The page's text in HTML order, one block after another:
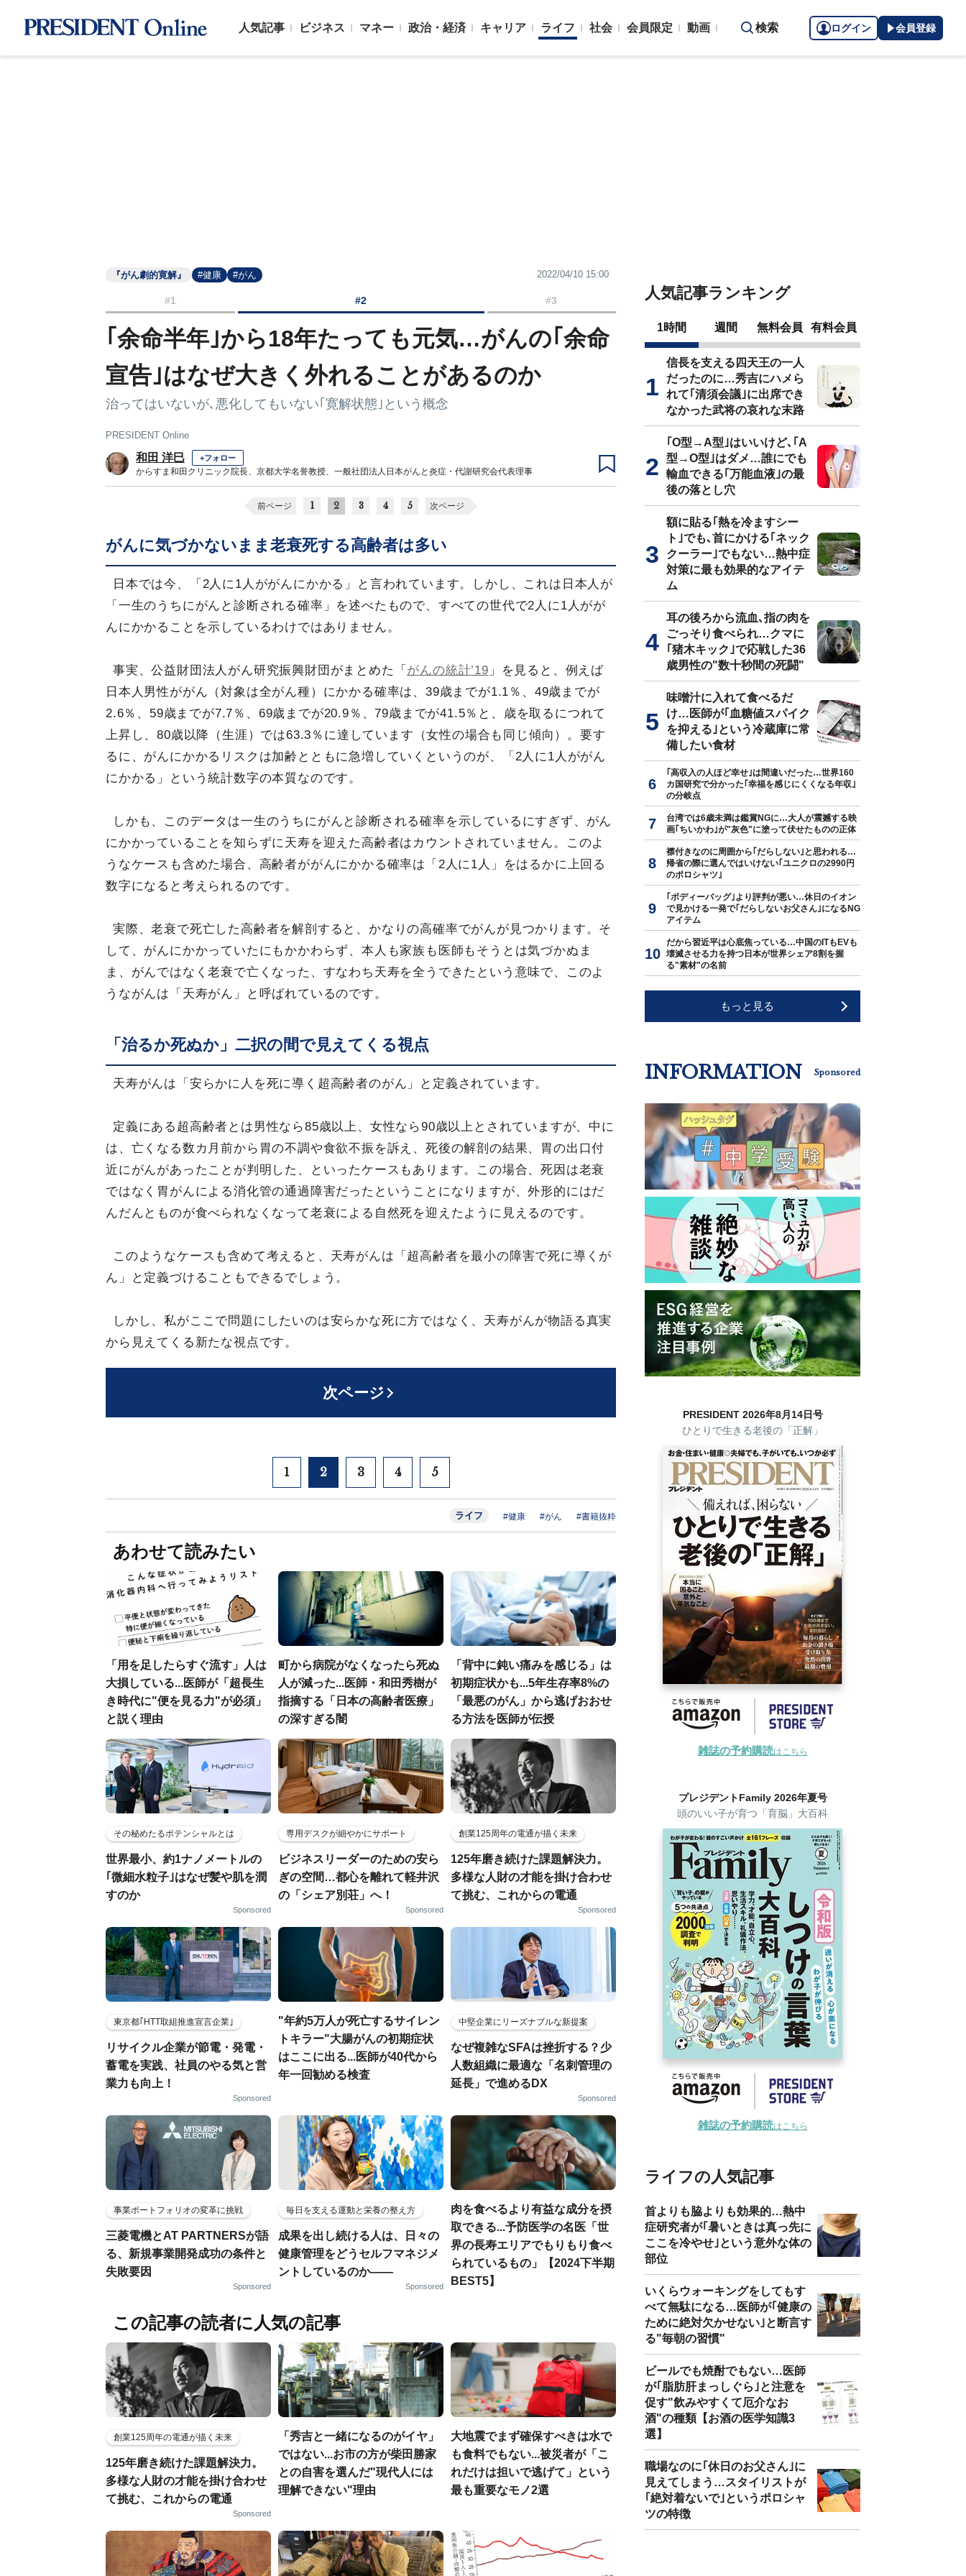
人気記事 ビジネス マネー 政治・経済 キャリア ライフ 社会 会員限定 動画 検索 ログイン 会員登録
『がん劇的寛解』 #健康 #がん 2022/04/10 15:00
#1 #2 #3
｢余命半年｣から18年たっても元気…がんの｢余命
宣告｣はなぜ大きく外れることがあるのか
治ってはいないが､悪化してもいない｢寛解状態｣という概念
PRESIDENT Online
和田 洋巳 +フォロー
からすま和田クリニック院長、京都大学名誉教授、一般社団法人日本がんと炎症・代謝研究会代表理事
前ページ 1 2 3 4 5 次ページ
がんに気づかないまま老衰死する高齢者は多い
日本では今、「2人に1人ががんにかかる」と言われています。しかし、これは日本人が
「一生のうちにがんと診断される確率」を述べたもので、すべての世代で2人に1人がが
んにかかることを示しているわけではありません。
事実、公益財団法人がん研究振興財団がまとめた「 がんの統計’19 」を見ると、例えば
日本人男性ががん（対象は全がん種）にかかる確率は、39歳までが1.1％、49歳までが
2.6％、59歳までが7.7％、69歳までが20.9％、79歳までが41.5％と、歳を取るにつれて
上昇し、80歳以降（生涯）では63.3％に達しています（女性の場合も同じ傾向）。要す
るに、がんにかかるリスクは加齢とともに急増していくというのが、「2人に1人ががん
にかかる」という統計数字の本質なのです。
しかも、このデータは一生のうちにがんと診断される確率を示しているにすぎず、がん
にかかっていることを知らずに天寿を迎えた高齢者はカウントされていません。このよ
うなケースも含めた場合、高齢者ががんにかかる確率は「2人に1人」をはるかに上回る
数字になると考えられるのです。
実際、老衰で死亡した高齢者を解剖すると、かなりの高確率でがんが見つかります。そ
して、がんにかかっていたにもかかわらず、本人も家族も医師もそうとは気づかぬま
ま、がんではなく老衰で亡くなった、すなわち天寿を全うできたという意味で、このよ
うながんは「天寿がん」と呼ばれているのです。
「治るか死ぬか」二択の間で見えてくる視点
天寿がんは「安らかに人を死に導く超高齢者のがん」と定義されています。
定義にある超高齢者とは男性なら85歳以上、女性なら90歳以上とされていますが、中に
は、亡くなる数カ月前から胃の不調や食欲不振を訴え、死後の解剖の結果、胃の出口付
近にがんがあったことが判明した、といったケースもあります。この場合、死因は老衰
ではなく胃がんによる消化管の通過障害だったということになりますが、外形的にはだ
んだんとものが食べられなくなって老衰による自然死を迎えたように見えるのです。
このようなケースも含めて考えると、天寿がんは「超高齢者を最小の障害で死に導くが
ん」と定義づけることもできるでしょう。
しかし、私がここで問題にしたいのは安らかな死に方ではなく、天寿がんが物語る真実
から見えてくる新たな視点です。
次ページ
1 2 3 4 5
ライフ #健康 #がん #書籍抜粋
あわせて読みたい
「用を足したらすぐ流す」人は
大損している...医師が「超長生
き時代に"便を見る力"が必須」
と説く理由
町から病院がなくなったら死ぬ
人が減った...医師・和田秀樹が
指摘する「日本の高齢者医療」
の深すぎる闇
「背中に鈍い痛みを感じる」は
初期症状かも...5年生存率8%の
「最悪のがん」から逃げおおせ
る方法を医師が伝授
その秘めたるポテンシャルとは
世界最小、約1ナノメートルの
｢微細水粒子｣はなぜ髪や肌を潤
すのか
Sponsored
専用デスクが細やかにサポート
ビジネスリーダーのための安ら
ぎの空間…都心を離れて軽井沢
の「シェア別荘」へ！
Sponsored
創業125周年の電通が描く未来
125年磨き続けた課題解決力。
多様な人財の才能を掛け合わせ
て挑む、これからの電通
Sponsored
東京都｢HTT取組推進宣言企業｣
リサイクル企業が節電・発電・
蓄電を実践、社員のやる気と営
業力も向上！
Sponsored
"年約5万人が死亡するサイレン
トキラー"大腸がんの初期症状
はここに出る...医師が40代から
年一回勧める検査
中堅企業にリーズナブルな新提案
なぜ複雑なSFAは挫折する？少
人数組織に最適な「名刺管理の
延長」で進めるDX
Sponsored
事業ポートフォリオの変革に挑戦
三菱電機とAT PARTNERSが語
る、新規事業開発成功の条件と
失敗要因
Sponsored
毎日を支える運動と栄養の整え方
成果を出し続ける人は、日々の
健康管理をどうセルフマネジメ
ントしているのか——
Sponsored
肉を食べるより有益な成分を摂
取できる...予防医学の名医「世
界の長寿エリアでもりもり食べ
られているもの」【2024下半期
BEST5】
この記事の読者に人気の記事
創業125周年の電通が描く未来
125年磨き続けた課題解決力。
多様な人財の才能を掛け合わせ
て挑む、これからの電通
Sponsored
「秀吉と一緒になるのがイヤ」
ではない...お市の方が柴田勝家
との自害を選んだ"現代人には
理解できない"理由
大地震でまず確保すべきは水で
も食料でもない...被災者が「こ
れだけは担いで逃げて」という
最も重要なモノ2選
人気記事ランキング
1時間 週間 無料会員 有料会員
信長を支える四天王の一人
だったのに…秀吉にハメら
れて｢清須会議｣に出席でき
なかった武将の哀れな末路
｢O型→A型｣はいいけど､｢A
型→O型｣はダメ…誰にでも
輸血できる｢万能血液｣の最
後の落とし穴
額に貼る｢熱を冷ますシー
ト｣でも､首にかける｢ネック
クーラー｣でもない…熱中症
対策に最も効果的なアイテ
ム
耳の後ろから流血､指の肉を
ごっそり食べられ…クマに
｢猪木キック｣で応戦した36
歳男性の"数十秒間の死闘"
味噌汁に入れて食べるだ
け…医師が｢血糖値スパイク
を抑える｣という冷蔵庫に常
備したい食材
｢高収入の人ほど幸せ｣は間違いだった…世界160
カ国研究で分かった｢幸福を感じにくくなる年収｣
の分岐点
台湾では6歳未満は鑑賞NGに…大人が震撼する映
画｢ちいかわ｣が"灰色"に塗って伏せたものの正体
襟付きなのに周囲から｢だらしない｣と思われる…
帰省の際に選んではいけない｢ユニクロの2990円
のポロシャツ｣
｢ボディーバッグ｣より評判が悪い…休日のイオン
で見かける一発で｢だらしないお父さん｣になるNG
アイテム
だから習近平は心底焦っている…中国のITもEVも
壊滅させる力を持つ日本が世界シェア8割を握
る"素材"の名前
もっと見る
INFORMATION Sponsored
PRESIDENT 2026年8月14日号
ひとりで生きる老後の「正解」
雑誌の予約購読はこちら
プレジデントFamily 2026年夏号
頭のいい子が育つ「育脳」大百科
雑誌の予約購読はこちら
ライフの人気記事
首よりも脇よりも効果的…熱中
症研究者が｢暑いときは真っ先に
ここを冷やせ｣という意外な体の
部位
いくらウォーキングをしてもす
べて無駄になる…医師が｢健康の
ために絶対欠かせない｣と断言す
る"毎朝の習慣"
ビールでも焼酎でもない…医師
が｢脂肪肝まっしぐら｣と注意を
促す"飲みやすくて厄介なお
酒"の種類【お酒の医学知識3
選】
職場なのに｢休日のお父さん｣に
見えてしまう…スタイリストが
｢絶対着ないで｣というポロシャ
ツの特徴